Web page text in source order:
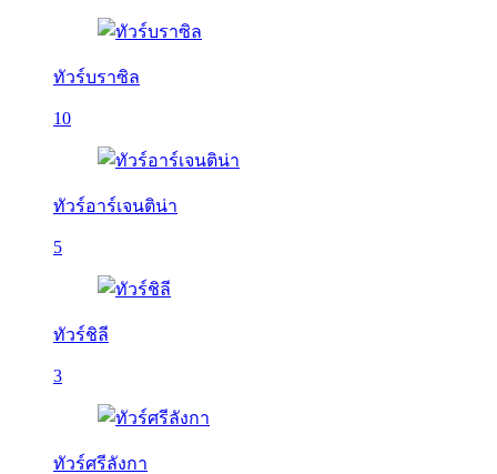
ทัวร์บราซิล
10
ทัวร์อาร์เจนติน่า
5
ทัวร์ชิลี
3
ทัวร์ศรีลังกา